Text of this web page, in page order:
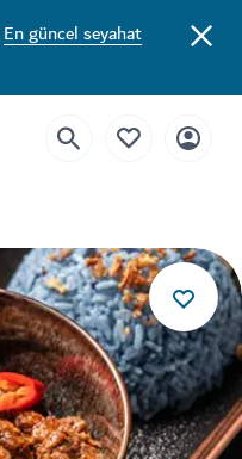
En güncel seyahat